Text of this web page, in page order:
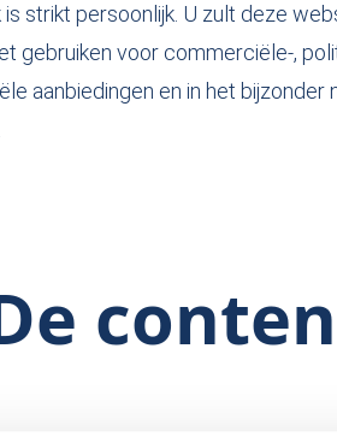
strikt persoonlijk. U zult deze
gebruiken voor commerciële-,
aanbiedingen en in het bijzonder